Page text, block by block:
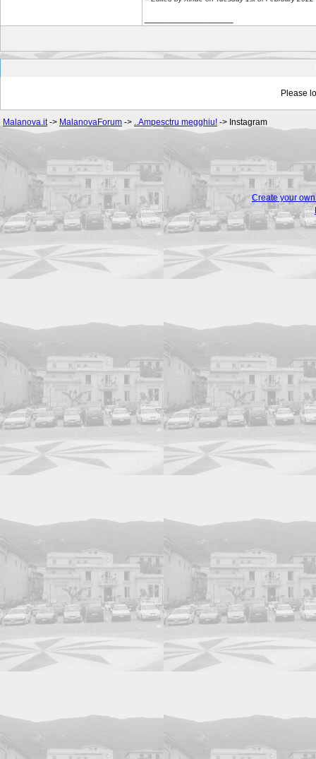
Please
Malanova.it-> MalanovaForum -> ..Ampesctru megghiu! -> Instagram
Create your